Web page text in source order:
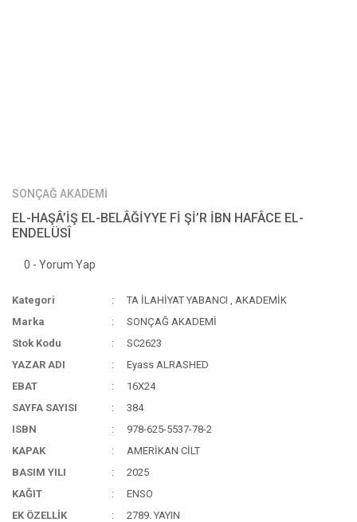
SONÇAĞ AKADEMİ
EL-HAŞÂ’İŞ EL-BELÂĞİYYE Fİ Şİ’R İBN HAFÂCE EL-
ENDELÜSÎ
0 - Yorum Yap
Kategori TA İLAHİYAT YABANCI ,AKADEMİK
Marka
SONÇAĞ AKADEMİ
Stok Kodu
SC2623
YAZAR ADI
Eyass ALRASHED
EBAT
16X24
SAYFA SAYISI
384
ISBN
978-625-5537-78-2
KAPAK
AMERİKAN CİLT
BASIM YILI
2025
KAĞIT
ENSO
EK ÖZELLİK
2789. YAYIN